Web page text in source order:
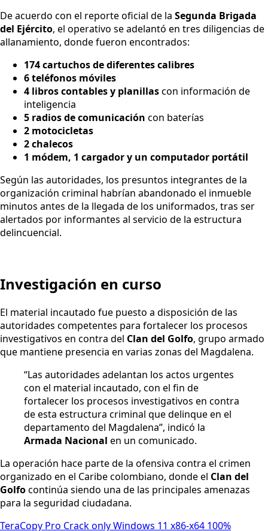
De acuerdo con el reporte oficial de la Segunda Brigada
del Ejército, el operativo se adelantó en tres diligencias de
allanamiento, donde fueron encontrados:
174 cartuchos de diferentes calibres
6 teléfonos móviles
4 libros contables y planillascon información de
inteligencia
5 radios de comunicación con baterías
2 motocicletas
2 chalecos
1 módem, 1 cargador y un computador portátil
Según las autoridades, los presuntos integrantes de la
organización criminal habrían abandonado el inmueble
minutos antes de la llegada de los uniformados, tras ser
alertados por informantes al servicio de la estructura
delincuencial.
Investigación en curso
El material incautado fue puesto a disposición de las
autoridades competentes para fortalecer los procesos
investigativos en contra del Clan del Golfo, grupo armado
que mantiene presencia en varias zonas del Magdalena.
“Las autoridades adelantan los actos urgentes
con el material incautado, con el fin de
fortalecer los procesos investigativos en contra
de esta estructura criminal que delinque en el
departamento del Magdalena”, indicó la
Armada Nacional en un comunicado.
La operación hace parte de la ofensiva contra el crimen
organizado en el Caribe colombiano, donde el Clan del
Golfocontinúa siendo una de las principales amenazas
para la seguridad ciudadana.
TeraCopy Pro Crack only Windows 11 x86-x64 100%